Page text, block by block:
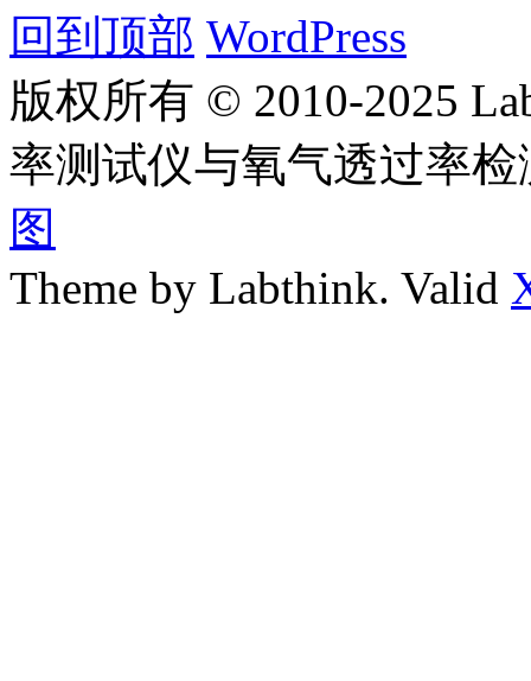
回到顶部 WordPress
版权所有 © 2010-2025
率测试仪与氧气透过率
图
Theme by Labthink. Valid